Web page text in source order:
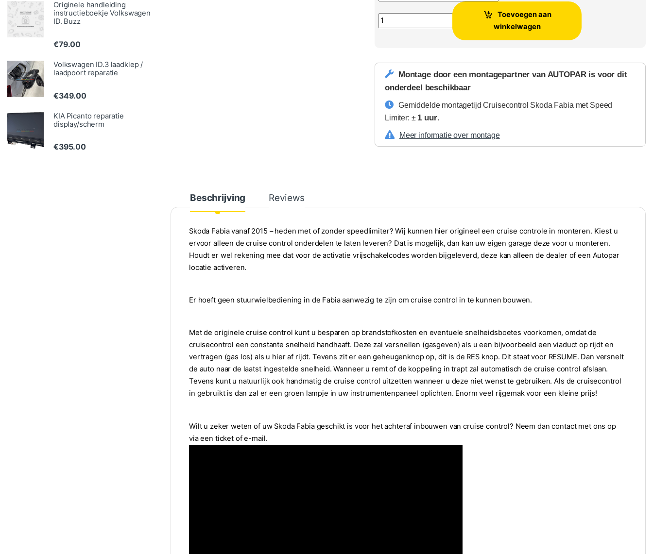
Cruisecontrol Skoda Fabia met Speed Limiter aantal
Toevoegen aan
winkelwagen
Montage door een montagepartner van AUTOPAR is voor dit
onderdeel beschikbaar
Gemiddelde montagetijd Cruisecontrol Skoda Fabia met Speed
Limiter: ± 1 uur.
Meer informatie over montage
Beschrijving Reviews
Skoda Fabia vanaf 2015 – heden met of zonder speedlimiter? Wij kunnen hier origineel een cruise controle in monteren. Kiest u
ervoor alleen de cruise control onderdelen te laten leveren? Dat is mogelijk, dan kan uw eigen garage deze voor u monteren.
Houdt er wel rekening mee dat voor de activatie vrijschakelcodes worden bijgeleverd, deze kan alleen de dealer of een Autopar
locatie activeren.
Er hoeft geen stuurwielbediening in de Fabia aanwezig te zijn om cruise control in te kunnen bouwen.
Met de originele cruise control kunt u besparen op brandstofkosten en eventuele snelheidsboetes voorkomen, omdat de
cruisecontrol een constante snelheid handhaaft. Deze zal versnellen (gasgeven) als u een bijvoorbeeld een viaduct op rijdt en
vertragen (gas los) als u hier af rijdt. Tevens zit er een geheugenknop op, dit is de RES knop. Dit staat voor RESUME. Dan versnelt
de auto naar de laatst ingestelde snelheid. Wanneer u remt of de koppeling in trapt zal automatisch de cruise control afslaan.
Tevens kunt u natuurlijk ook handmatig de cruise control uitzetten wanneer u deze niet wenst te gebruiken. Als de cruisecontrol
in gebruikt is dan zal er een groen lampje in uw instrumentenpaneel oplichten. Enorm veel rijgemak voor een kleine prijs!
Wilt u zeker weten of uw Skoda Fabia geschikt is voor het achteraf inbouwen van cruise control? Neem dan contact met ons op
via een ticket of e-mail.
Originele handleiding
instructieboekje Volkswagen
ID. Buzz
€79.00
Volkswagen ID.3 laadklep /
laadpoort reparatie
€349.00
KIA Picanto reparatie
display/scherm
€395.00